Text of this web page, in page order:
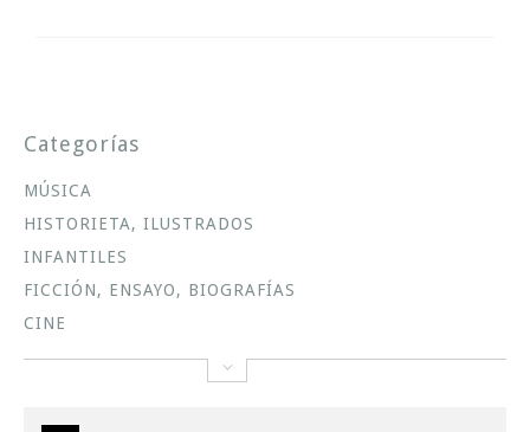
Categorías
MÚSICA
HISTORIETA, ILUSTRADOS
INFANTILES
FICCIÓN, ENSAYO, BIOGRAFÍAS
CINE